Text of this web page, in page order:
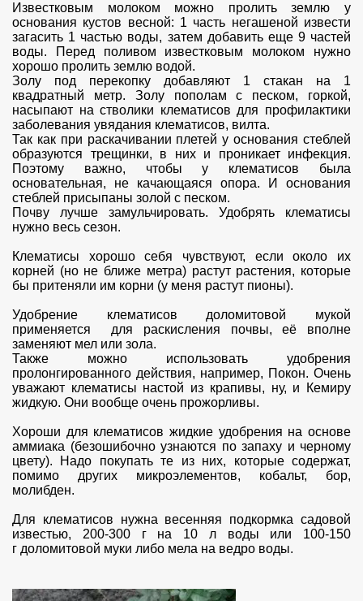
Известковым молоком можно пролить землю у
основания кустов весной: 1 часть негашеной извести
загасить 1 частью воды, затем добавить еще 9 частей
воды. Перед поливом известковым молоком нужно
хорошо пролить землю водой.
Золу под перекопку добавляют 1 стакан на 1
квадратный метр. Золу пополам с песком, горкой,
насыпают на стволики клематисов для профилактики
заболевания увядания клематисов, вилта.
Так как при раскачивании плетей у основания стеблей
образуются трещинки, в них и проникает инфекция.
Поэтому важно, чтобы у клематисов была
основательная, не качающаяся опора. И основания
стеблей присыпаны золой с песком.
Почву лучше замульчировать. Удобрять клематисы
нужно весь сезон.
Клематисы хорошо себя чувствуют, если около их
корней (но не ближе метра) растут растения, которые
бы притеняли им корни (у меня растут пионы).
Удобрение клематисов доломитовой мукой
применяется для раскисления почвы, её вполне
заменяют мел или зола.
Также можно использовать удобрения
пролонгированного действия, например, Покон. Очень
уважают клематисы настой из крапивы, ну, и Кемиру
жидкую. Они вообще очень прожорливы.
Хороши для клематисов жидкие удобрения на основе
аммиака (безошибочно узнаются по запаху и черному
цвету). Надо покупать те из них, которые содержат,
помимо других микроэлементов, кобальт, бор,
молибден.
Для клематисов нужна весенняя подкормка садовой
известью, 200-300 г на 10 л воды или 100-150
г доломитовой муки либо мела на ведро воды.